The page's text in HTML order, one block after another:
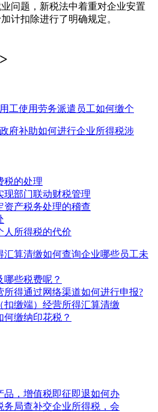
问题，新税法中着重对企业安置
计扣除进行了明确规定。
工使用劳务派遣员工如何缴个
府补助如何进行企业所得税涉
税的处理
现部门联动财税管理
资产税务处理的稽查
人所得税的代价
汇算清缴如何查询企业哪些员工未
哪些税费呢？
所得通过网络渠道如何进行申报?
扣缴端）经营所得汇算清缴
何缴纳印花税？
品，增值税即征即退如何办
务局查补交企业所得税，会